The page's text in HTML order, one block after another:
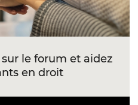
le forum et aidez
en droit